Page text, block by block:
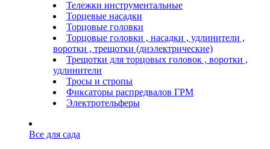
Тележки инструментальные
Торцевые насадки
Торцовые головки
Торцовые головки , насадки , удлинители ,
воротки , трещотки (диэлектрические)
Трещотки для торцовых головок , воротки ,
удлинители
Тросы и стропы
Фиксаторы распредвалов ГРМ
Электротельферы
Все для сада